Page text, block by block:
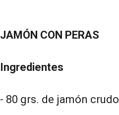
JAMÓN CON PERAS
Ingredientes
- 80 grs. de jamón crudo